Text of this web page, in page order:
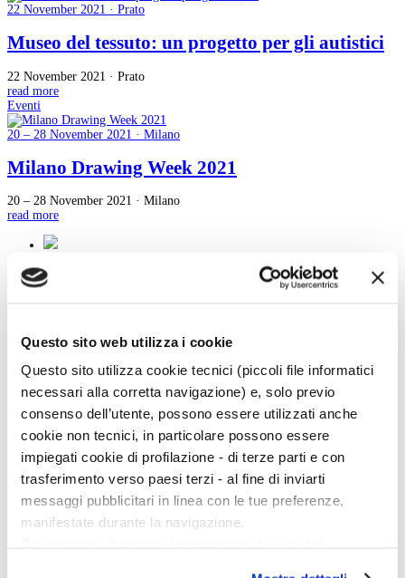
Questo sito web utilizza i cookie
Questo sito utilizza cookie tecnici (piccoli file informatici
necessari alla corretta navigazione) e, solo previo
consenso dell’utente, possono essere utilizzati anche
cookie non tecnici, in particolare possono essere
impiegati cookie di profilazione - di terze parti e con
trasferimento verso paesi terzi - al fine di inviarti
messaggi pubblicitari in linea con le tue preferenze,
manifestate durante la navigazione.
22 November 2021 · Prato
Museo del tessuto: un progetto per gli autistici
22 November 2021 · Prato
read more
Eventi
20 – 28 November 2021 · Milano
Milano Drawing Week 2021
20 – 28 November 2021 · Milano
read more
29
30
34
36
37
Magazine menu
Tutte le news
Eventi